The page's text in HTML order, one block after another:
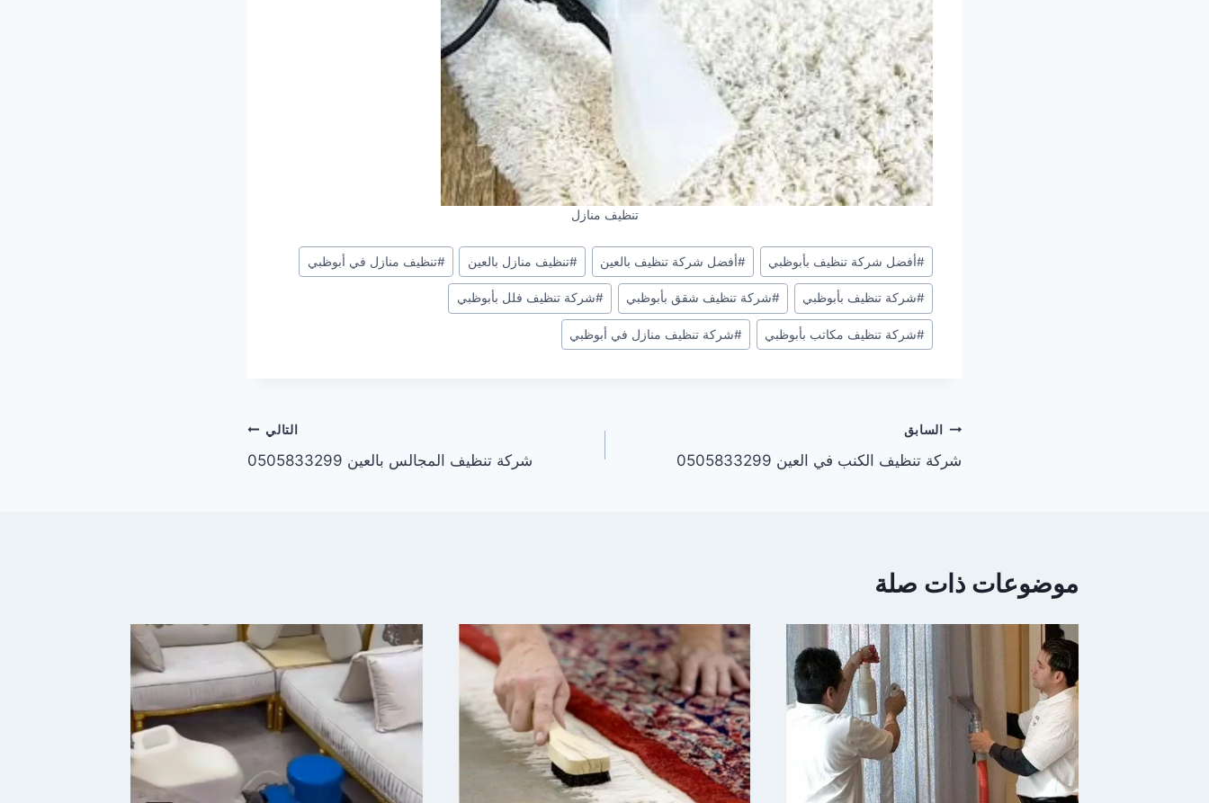
تنظيف منازل
وسوم
المقال:
#أفضل شركة تنظيف بأبوظبي #أفضل شركة تنظيف بالعين #تنظيف منازل بالعين #تنظيف منازل في أبوظبي
#شركة تنظيف بأبوظبي #شركة تنظيف شقق بأبوظبي #شركة تنظيف فلل بأبوظبي
#شركة تنظيف مكاتب بأبوظبي #شركة تنظيف منازل في أبوظبي
تصفّح
المقالات
السابق
شركة تنظيف الكنب في العين 0505833299
التالي
شركة تنظيف المجالس بالعين 0505833299
موضوعات ذات صلة